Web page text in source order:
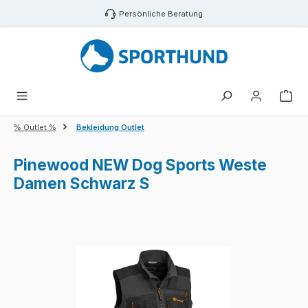
Zum Hauptinhalt springen Persönliche Beratung
% Outlet % Bekleidung Outlet
Pinewood NEW Dog Sports Weste
Damen Schwarz S